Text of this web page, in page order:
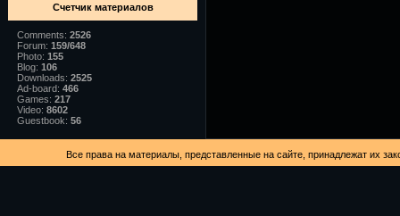
Счетчик материалов
Comments: 2526
Forum: 159/648
Photo: 155
Blog: 106
Downloads: 2525
Ad-board: 466
Games: 217
Video: 8602
Guestbook: 56
Все права на материалы, представленные на сайте, принадлежат их